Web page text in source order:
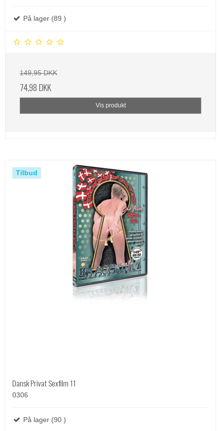
På lager (89 )
149,95 DKK
74,98 DKK
Vis produkt
Tilbud
Dansk Privat Sexfilm 11
0306
På lager (90 )